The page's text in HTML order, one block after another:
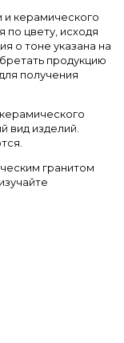
и керамического
по цвету, исходя
о тоне указана на
продукцию
получения
вид изделий.
гранитом